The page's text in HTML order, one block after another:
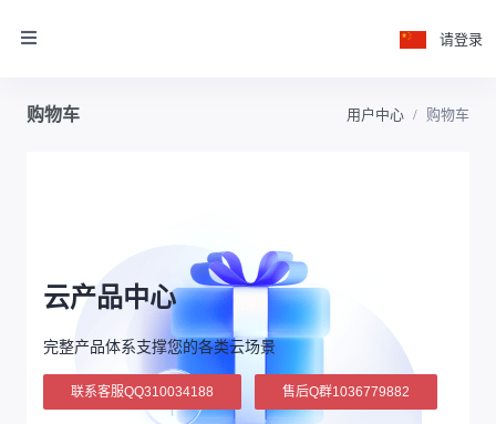
请登录
购物车 用户中心 购物车
云产品中心
完整产品体系支撑您的各类云场景
联系客服QQ310034188 售后Q群1036779882